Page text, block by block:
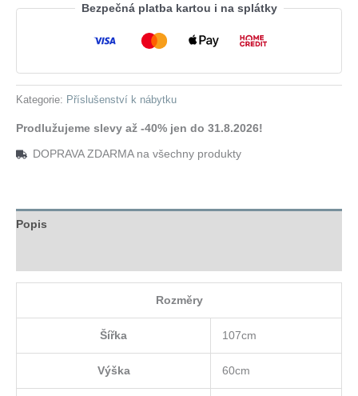
LENNY
Bezpečná platba kartou i na splátky
Kategorie: Příslušenství k nábytku
Prodlužujeme slevy až -40% jen do 31.8.2026!
DOPRAVA ZDARMA na všechny produkty
Popis
Rozměry
Šířka 107cm
Výška 60cm